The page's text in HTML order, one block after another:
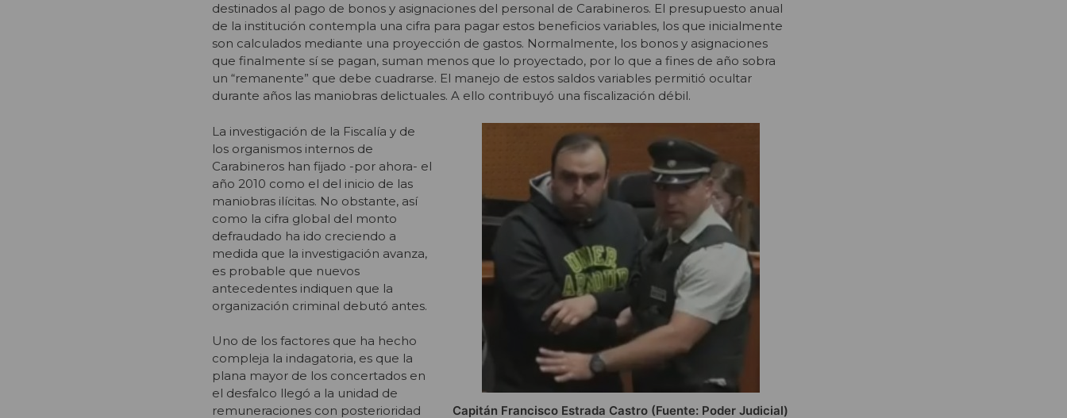
destinados al pago de bonos y asignaciones del personal de Carabineros. El presupuesto anual
de la institución contempla una cifra para pagar estos beneficios variables, los que inicialmente
son calculados mediante una proyección de gastos. Normalmente, los bonos y asignaciones
que finalmente sí se pagan, suman menos que lo proyectado, por lo que a fines de año sobra
un “remanente” que debe cuadrarse. El manejo de estos saldos variables permitió ocultar
durante años las maniobras delictuales. A ello contribuyó una fiscalización débil.
Capitán Francisco Estrada Castro (Fuente: Poder Judicial)
La investigación de la Fiscalía y de
los organismos internos de
Carabineros han fijado -por ahora- el
año 2010 como el del inicio de las
maniobras ilícitas. No obstante, así
como la cifra global del monto
defraudado ha ido creciendo a
medida que la investigación avanza,
es probable que nuevos
antecedentes indiquen que la
organización criminal debutó antes.
Uno de los factores que ha hecho
compleja la indagatoria, es que la
plana mayor de los concertados en
el desfalco llegó a la unidad de
remuneraciones con posterioridad